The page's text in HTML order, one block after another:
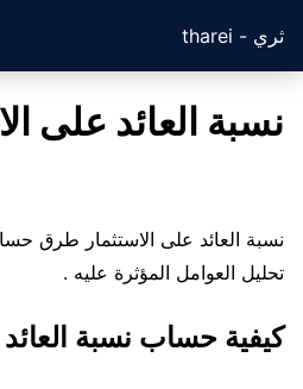
ثري - tharei
نسبة العائد على
نسبة العائد على الاستثمار طرق
تحليل العوامل المؤثرة عليه .
كيفية حساب نسبة العائد